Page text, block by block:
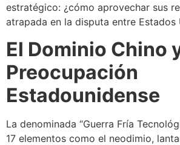
estratégico: ¿cómo aprovechar sus
atrapada en la disputa entre Estados
El Dominio Chino
Preocupación
Estadounidense
La denominada “Guerra Fría
17 elementos como el neodimio,